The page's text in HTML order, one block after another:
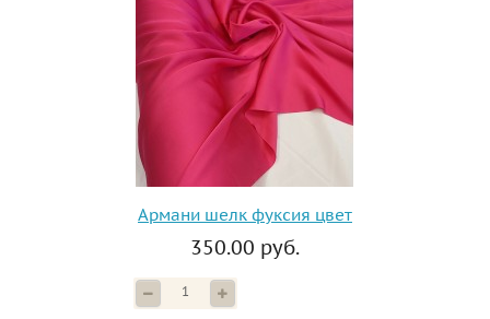
Армани шелк фуксия цвет
350.00 руб.